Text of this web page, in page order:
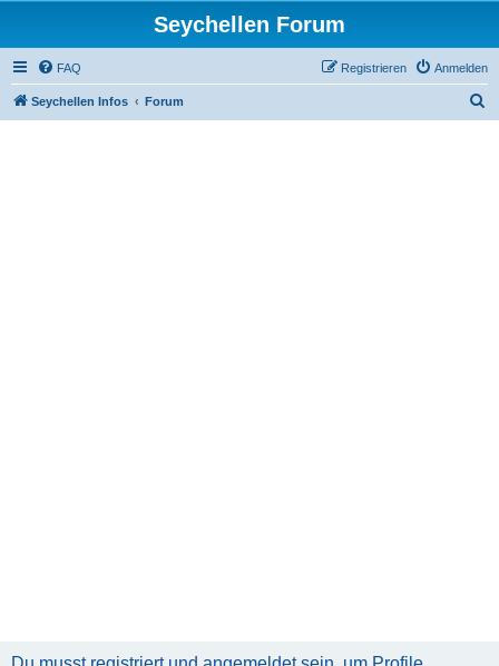
Seychellen Forum
FAQ Anmelden
Registrieren
Seychellen Infos Forum